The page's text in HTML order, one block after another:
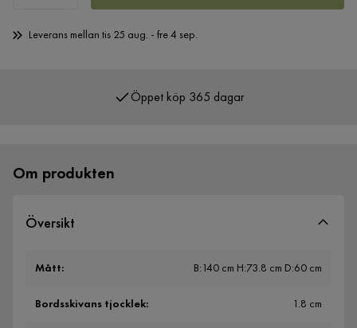
Leverans mellan tis 25 aug. - fre 4 sep.
Öppet köp 365 dagar
Om produkten
Översikt
Mått: B:140 cm H:73.8 cm D:60 cm
Bordsskivans tjocklek: 1.8 cm